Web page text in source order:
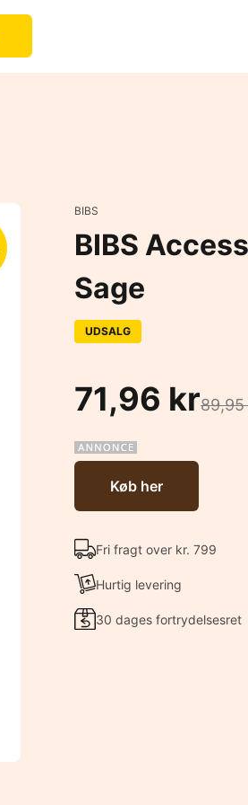
BIBS
BIBS
Sage
UDSALG
71,96 kr89,95
Køb her
Fri fragt over kr. 799
Hurtig levering
30 dages fortrydelsesret